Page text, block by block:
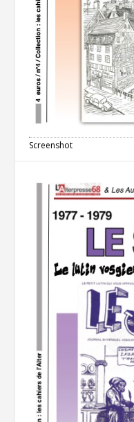
Screenshot